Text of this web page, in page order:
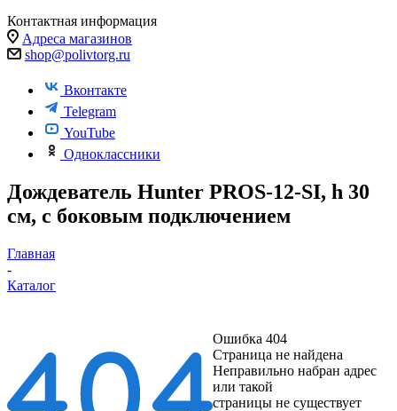
Контактная информация
Адреса магазинов
shop@polivtorg.ru
Вконтакте
Telegram
YouTube
Одноклассники
Дождеватель Hunter PROS-12-SI, h 30
см, с боковым подключением
Главная
-
Каталог
Ошибка 404
Страница не найдена
Неправильно набран адрес
или такой
страницы не существует